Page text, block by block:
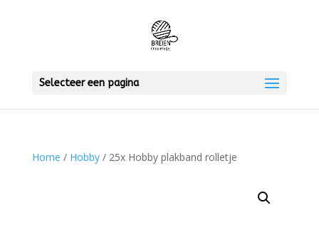
Selecteer een pagina
Home / Hobby/ 25x Hobby plakband rolletje